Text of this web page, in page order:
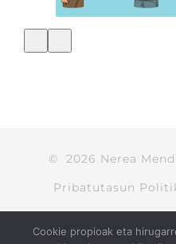
© 2026 Nerea
Pribatutasun
Cookie propioak eta